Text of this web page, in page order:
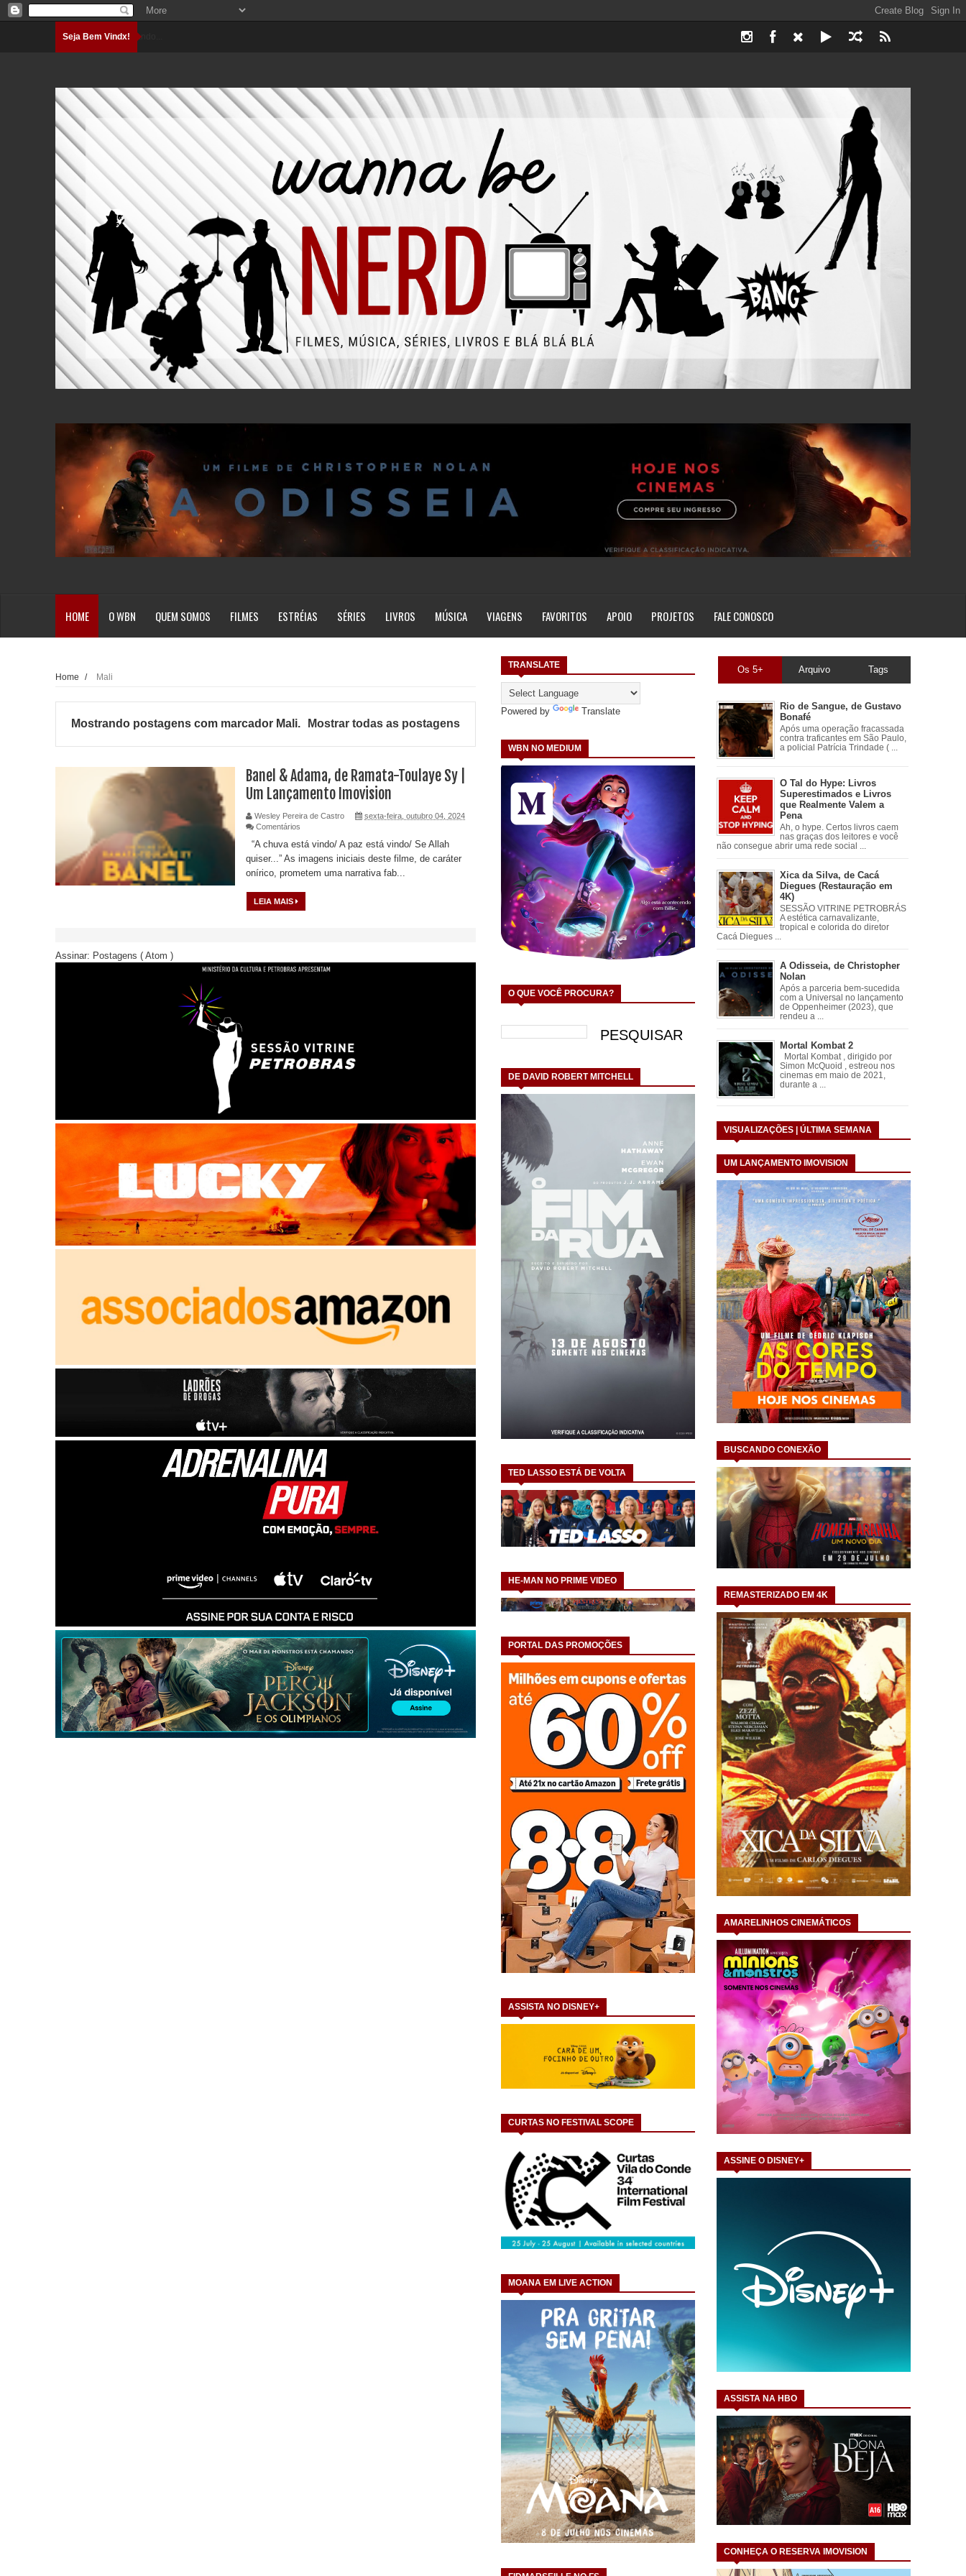
Seja Bem Vindx!Carregando...
HOME O WBN QUEM SOMOS FILMES ESTRÉIAS SÉRIES LIVROS MÚSICA VIAGENS FAVORITOS APOIO PROJETOS FALE CONOSCO
TRANSLATE
Powered by Translate
WBN NO MEDIUM
O QUE VOCÊ PROCURA?
DE DAVID ROBERT MITCHELL
TED LASSO ESTÁ DE VOLTA
HE-MAN NO PRIME VIDEO
PORTAL DAS PROMOÇÕES
ASSISTA NO DISNEY+
CURTAS NO FESTIVAL SCOPE
MOANA EM LIVE ACTION
Home / Mali
Mostrando postagens com marcador Mali. Mostrar todas as postagens
Banel & Adama, de Ramata-Toulaye Sy |
Um Lançamento Imovision
Wesley Pereira de Castro
sexta-feira, outubro 04, 2024
Comentários
“A chuva está vindo/ A paz está vindo/ Se Allah
quiser...” As imagens iniciais deste filme, de caráter
onírico, prometem uma narrativa fab...
LEIA MAIS
Assinar: Postagens ( Atom )
Os 5+ Arquivo Tags
Rio de Sangue, de Gustavo
Bonafé
Após uma operação fracassada
contra traficantes em São Paulo,
a policial Patrícia Trindade ( ...
O Tal do Hype: Livros
Superestimados e Livros
que Realmente Valem a
Pena
Ah, o hype. Certos livros caem
nas graças dos leitores e você
não consegue abrir uma rede social ...
Xica da Silva, de Cacá
Diegues (Restauração em
4K)
SESSÃO VITRINE PETROBRÁS
A estética carnavalizante,
tropical e colorida do diretor
Cacá Diegues ...
A Odisseia, de Christopher
Nolan
Após a parceria bem-sucedida
com a Universal no lançamento
de Oppenheimer (2023), que
rendeu a ...
Mortal Kombat 2
Mortal Kombat , dirigido por
Simon McQuoid , estreou nos
cinemas em maio de 2021,
durante a ...
VISUALIZAÇÕES | ÚLTIMA SEMANA
UM LANÇAMENTO IMOVISION
BUSCANDO CONEXÃO
REMASTERIZADO EM 4K
AMARELINHOS CINEMÁTICOS
ASSINE O DISNEY+
ASSISTA NA HBO
CONHEÇA O RESERVA IMOVISION